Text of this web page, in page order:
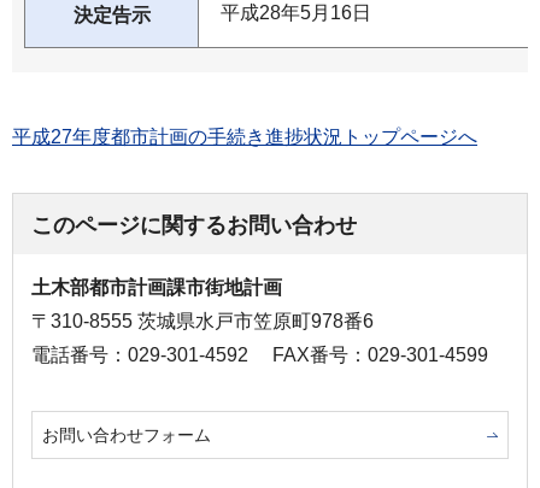
決定告示 平成28年5月16日
平成27年度都市計画の手続き進捗状況トップページへ
このページに関するお問い合わせ
土木部都市計画課市街地計画
〒310-8555 茨城県水戸市笠原町978番6
電話番号：029-301-4592
FAX番号：029-301-4599
お問い合わせフォーム